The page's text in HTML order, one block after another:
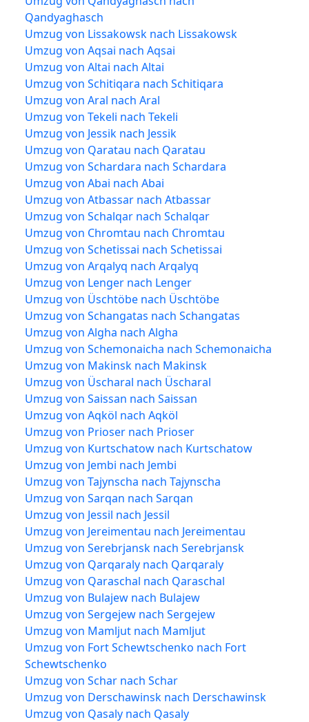
Qandyaghasch
Umzug von Lissakowsk nach Lissakowsk
Umzug von Aqsai nach Aqsai
Umzug von Altai nach Altai
Umzug von Schitiqara nach Schitiqara
Umzug von Aral nach Aral
Umzug von Tekeli nach Tekeli
Umzug von Jessik nach Jessik
Umzug von Qaratau nach Qaratau
Umzug von Schardara nach Schardara
Umzug von Abai nach Abai
Umzug von Atbassar nach Atbassar
Umzug von Schalqar nach Schalqar
Umzug von Chromtau nach Chromtau
Umzug von Schetissai nach Schetissai
Umzug von Arqalyq nach Arqalyq
Umzug von Lenger nach Lenger
Umzug von Üschtöbe nach Üschtöbe
Umzug von Schangatas nach Schangatas
Umzug von Algha nach Algha
Umzug von Schemonaicha nach Schemonaicha
Umzug von Makinsk nach Makinsk
Umzug von Üscharal nach Üscharal
Umzug von Saissan nach Saissan
Umzug von Aqköl nach Aqköl
Umzug von Prioser nach Prioser
Umzug von Kurtschatow nach Kurtschatow
Umzug von Jembi nach Jembi
Umzug von Tajynscha nach Tajynscha
Umzug von Sarqan nach Sarqan
Umzug von Jessil nach Jessil
Umzug von Jereimentau nach Jereimentau
Umzug von Serebrjansk nach Serebrjansk
Umzug von Qarqaraly nach Qarqaraly
Umzug von Qaraschal nach Qaraschal
Umzug von Bulajew nach Bulajew
Umzug von Sergejew nach Sergejew
Umzug von Mamljut nach Mamljut
Umzug von Fort Schewtschenko nach Fort
Schewtschenko
Umzug von Schar nach Schar
Umzug von Derschawinsk nach Derschawinsk
Umzug von Qasaly nach Qasaly